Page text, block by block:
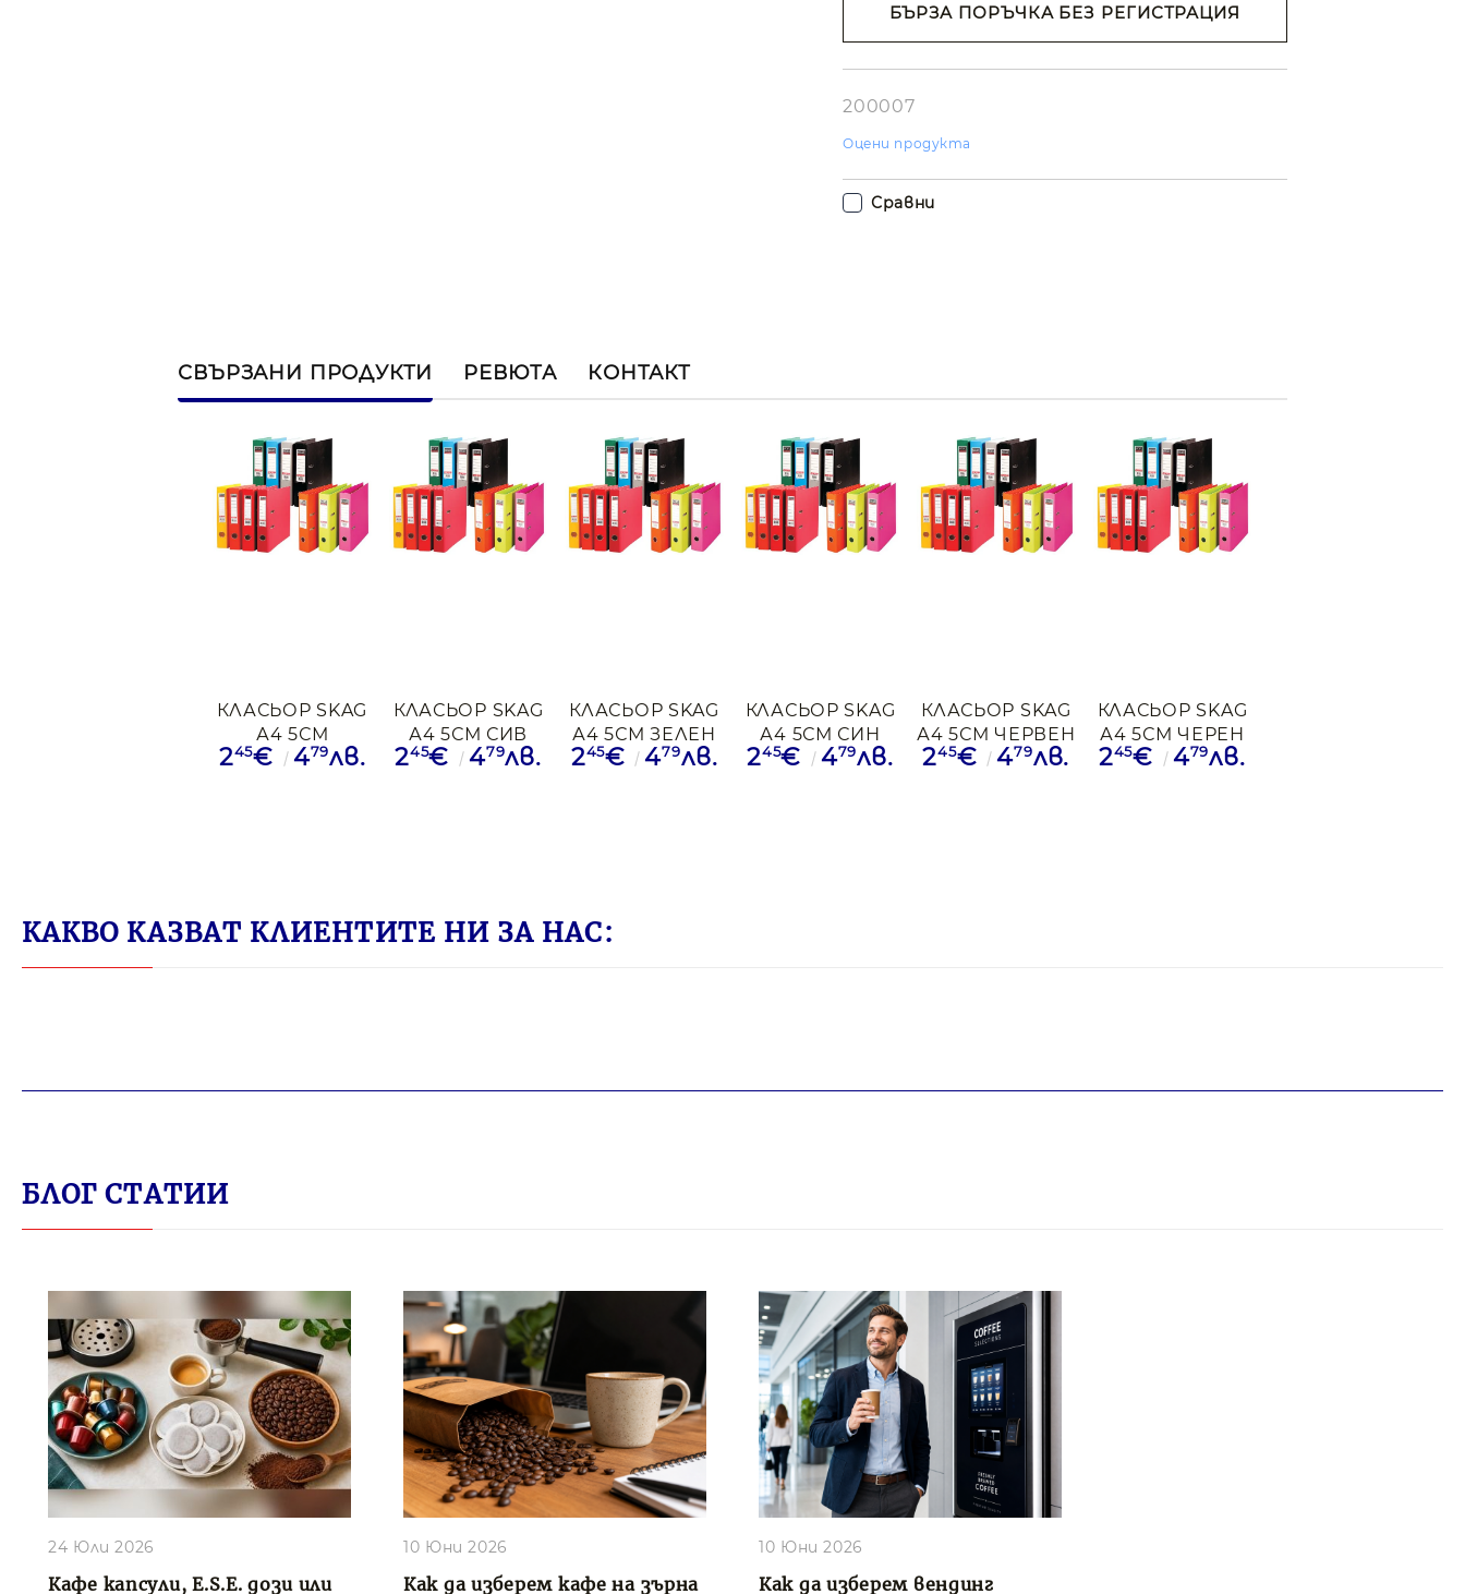
БЪРЗА ПОРЪЧКА БЕЗ РЕГИСТРАЦИЯ
лични данни
работния ден.
200007
Оцени продукта
Сравни
СВЪРЗАНИ ПРОДУКТИ РЕВЮТА КОНТАКТ
КЛАСЬОР SKAG
А4 5СМ
ОРАНЖЕВ
245€ 479лв.
КЛАСЬОР SKAG
А4 5СМ СИВ
245€ 479лв.
КЛАСЬОР SKAG
А4 5СМ ЗЕЛЕН
245€ 479лв.
КЛАСЬОР SKAG
А4 5СМ СИН
245€ 479лв.
КЛАСЬОР SKAG
А4 5СМ ЧЕРВЕН
245€ 479лв.
КЛАСЬОР SKAG
А4 5СМ ЧЕРЕН
245€ 479лв.
КАКВО КАЗВАТ КЛИЕНТИТЕ НИ ЗА НАС:
БЛОГ СТАТИИ
Кафе капсули, E.S.E. дози или
24 Юли 2026
Как да изберем кафе на зърна
10 Юни 2026
Как да изберем вендинг
10 Юни 2026